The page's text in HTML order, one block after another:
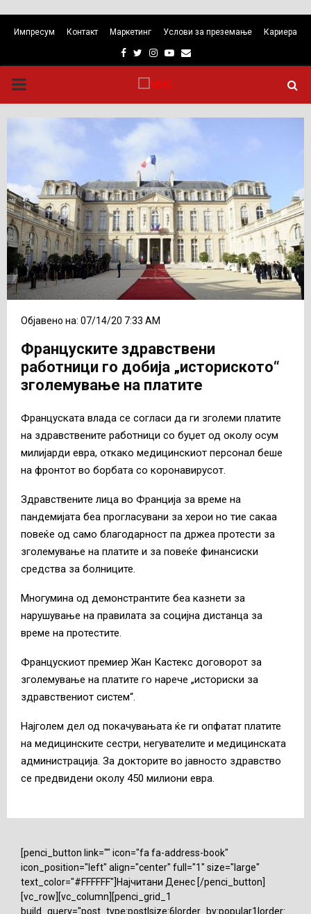
Импресум Контакт Маркетинг Услови за преземање Кариера
Facebook
TwitterInstagram
Youtube
Email
PRIMARY
MENU
Објавено на: 07/14/20 7:33 AM
Француските здравствени
работници го добија „историското“
зголемување на платите
Француската влада се согласи да ги зголеми платите
на здравствените работници со буџет од околу осум
милијарди евра, откако медицинскиот персонал беше
на фронтот во борбата со коронавирусот.
Здравствените лица во Франција за време на
пандемијата беа прогласувани за херои но тие сакаа
повеќе од само благодарност па држеа протести за
зголемување на платите и за повеќе финансиски
средства за болниците.
Многумина од демонстрантите беа казнети за
нарушување на правилата за социјна дистанца за
време на протестите.
Францускиот премиер Жан Кастекс договорот за
зголемување на платите го нарече „историски за
здравствениот систем“.
Најголем дел од покачувањата ќе ги опфатат платите
на медицинските сестри, негувателите и медицинската
администрација. За докторите во јавносто здравство
се предвидени околу 450 милиони евра.
[penci_button link="" icon="fa fa-address-book"
icon_position="left" align="center" full="1" size="large"
text_color="#FFFFFF"]Најчитани Денес [/penci_button]
[vc_row][vc_column][penci_grid_1
build_query="post_type:post|size:6|order_by:popular1|order: